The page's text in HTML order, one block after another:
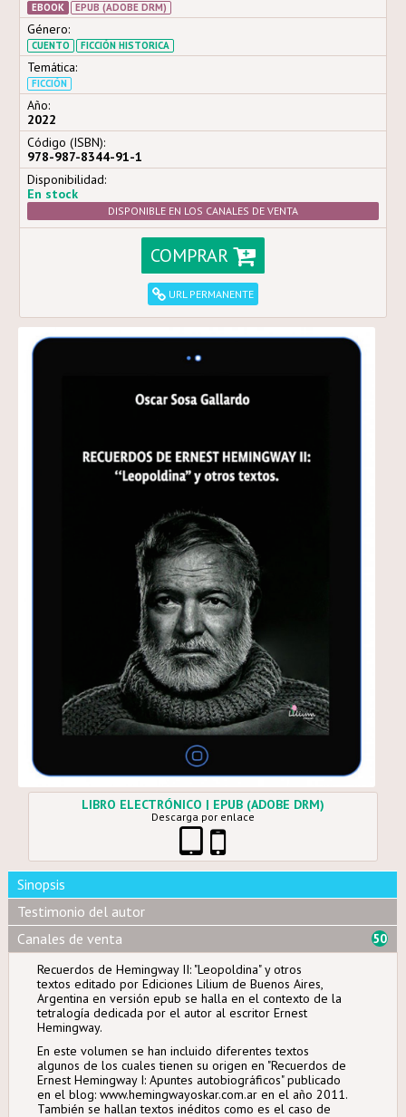
EBOOK EPUB (ADOBE DRM)
Género:
CUENTO FICCIÓN HISTORICA
Temática:
FICCIÓN
Año:
2022
Código (ISBN):
978-987-8344-91-1
Disponibilidad:
En stock
DISPONIBLE EN LOS CANALES DE VENTA
COMPRAR
URL PERMANENTE
LIBRO ELECTRÓNICO | EPUB (ADOBE DRM)
Descarga por enlace
Sinopsis
Testimonio del autor
Canales de venta
50
Recuerdos de Hemingway II: "Leopoldina" y otros
textos editado por Ediciones Lilium de Buenos Aires,
Argentina en versión epub se halla en el contexto de la
tetralogía dedicada por el autor al escritor Ernest
Hemingway.
En este volumen se han incluido diferentes textos
algunos de los cuales tienen su origen en "Recuerdos de
Ernest Hemingway I: Apuntes autobiográficos" publicado
en el blog: www.hemingwayoskar.com.ar en el año 2011.
También se hallan textos inéditos como es el caso de